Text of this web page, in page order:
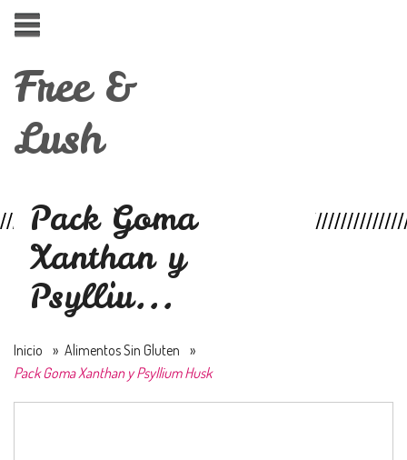
Free &
Lush
Pack Goma
Xanthan y
Psylliu...
Inicio » Alimentos Sin Gluten »
Pack Goma Xanthan y Psyllium Husk